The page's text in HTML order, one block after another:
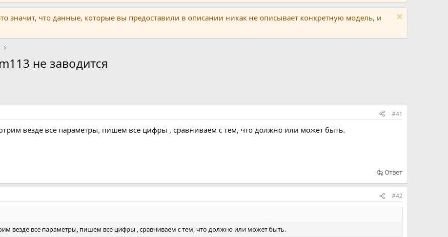
значит, что данные, которые вы предоставили в описании никак не описывает конкретную модель, и
не заводится
#41
везде все параметры, пишем все цифры , сравниваем с тем, что должно или может быть.
Ответ
#42
везде все параметры, пишем все цифры , сравниваем с тем, что должно или может быть.